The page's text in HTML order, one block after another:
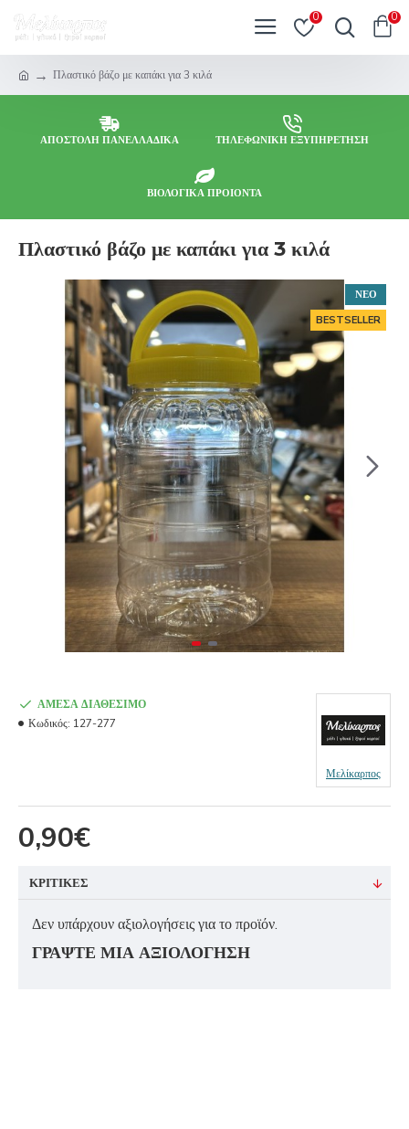
0 0
Πλαστικό βάζο με καπάκι για 3 κιλά
ΑΠΟΣΤΟΛΗ ΠΑΝΕΛΛΑΔΙΚΑ ΤΗΛΕΦΩΝΙΚΗ ΕΞΥΠΗΡΕΤΗΣΗ
ΒΙΟΛΟΓΙΚΑ ΠΡΟΙΟΝΤΑ
Πλαστικό βάζο με καπάκι για 3 κιλά
ΝΕΟ
BESTSELLER
0,90€
ΆΜΕΣΑ ΔΙΑΘΈΣΙΜΟ
Κωδικός: 127-277
Μελίκαρπος
ΚΡΙΤΙΚΕΣ
Δεν υπάρχουν αξιολογήσεις για το προϊόν.
ΓΡΆΨΤΕ ΜΙΑ ΑΞΙΟΛΌΓΗΣΗ